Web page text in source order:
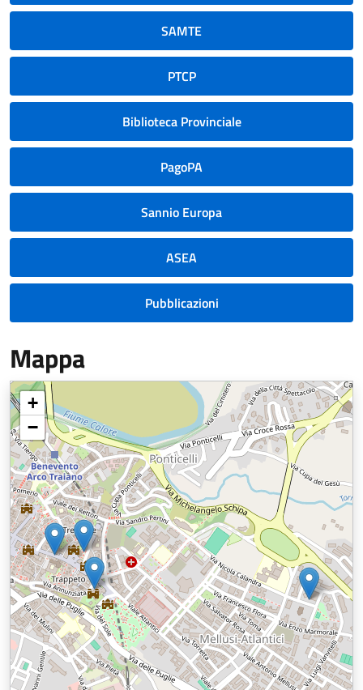
SAMTE
PTCP
Biblioteca Provinciale
PagoPA
Sannio Europa
ASEA
Pubblicazioni
Mappa
+
−